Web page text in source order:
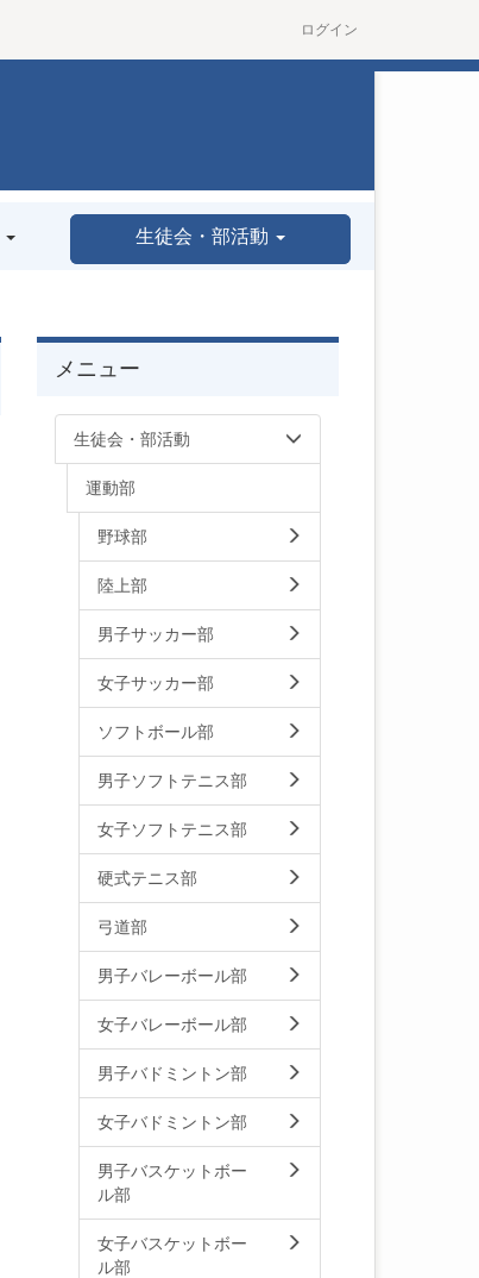
ログイン
生徒会・部活動
メニュー
生徒会・部活動
運動部
野球部
陸上部
男子サッカー部
女子サッカー部
ソフトボール部
男子ソフトテニス部
女子ソフトテニス部
硬式テニス部
弓道部
男子バレーボール部
女子バレーボール部
男子バドミントン部
女子バドミントン部
男子バスケットボー
ル部
女子バスケットボー
ル部